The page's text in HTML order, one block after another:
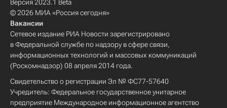
Версия 2023.1 Beta
© 2026 МИА «Россия сегодня»
Вакансии
Сетевое издание РИА Новости зарегистрировано
в Федеральной службе по надзору в сфере связи,
информационных технологий и массовых коммуникаций
(Роскомнадзор) 08 апреля 2014 года.
Свидетельство о регистрации Эл № ФС77-57640
Учредитель: Федеральное государственное унитарное
предприятие Международное информационное агентство